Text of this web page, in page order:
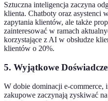
Sztuczna inteligencja zaczyna
klienta. Chatboty oraz asystenci
zapytania klientów, ale także
zainteresować w ramach
korzystające z AI w obsłudze
klientów o 20%.
5. Wyjątkowe
W dobie dominacji e-commerce,
zakupowe zaczynają zyskiwać